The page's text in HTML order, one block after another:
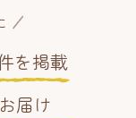
を掲載
届け